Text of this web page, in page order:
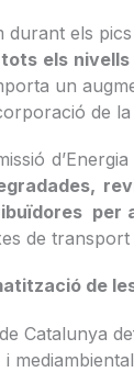
els
els
un
de
per
de
de
Catalunya